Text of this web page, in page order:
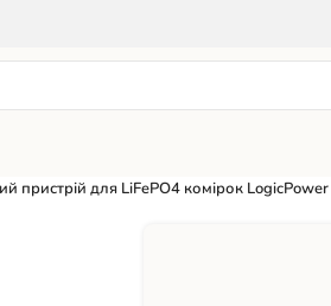
пристрій для LiFePO4 комірок